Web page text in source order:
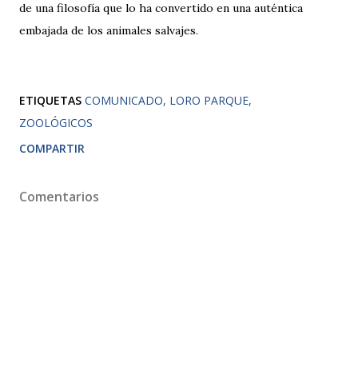
de una filosofía que lo ha convertido en una auténtica
embajada de los animales salvajes.
ETIQUETAS COMUNICADO LORO PARQUE
ZOOLÓGICOS
COMPARTIR
Comentarios